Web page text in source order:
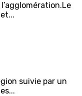
suivie par un